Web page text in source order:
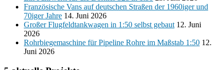
Französische Vans auf deutschen Straßen der 1960iger und
70iger Jahre 14. Juni 2026
Großer Flugfeldtankwagen in 1:50 selbst gebaut 12. Juni
2026
Rohrbiegemaschine für Pipeline Rohre im Maßstab 1:50 12.
Juni 2026